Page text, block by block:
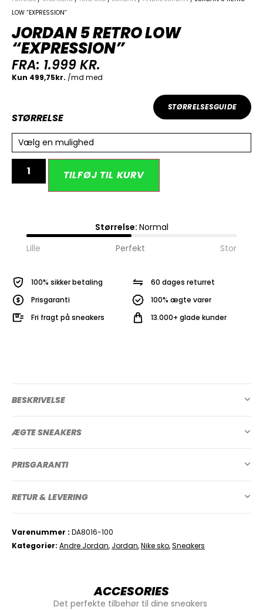
LOW “EXPRESSION”
JORDAN 5 RETRO LOW
“EXPRESSION”
FRA: 1.999KR.
STØRRELSESGUIDE
STØRRELSE
Vælg en mulighed
TILFØJ TIL KURV
Størrelse: Normal
Lille
Perfekt Stor
100% sikker betaling
Prisgaranti
Fri fragt på sneakers
60 dages returret
100% ægte varer
13.000+ glade kunder
BESKRIVELSE
ÆGTE SNEAKERS
PRISGARANTI
RETUR & LEVERING
Varenummer
DA8016-100
Kategorier Andre Jordan, Jordan,Nike sko,Sneakers
ACCESORIES
Det perfekte tilbehør til dine sneakers